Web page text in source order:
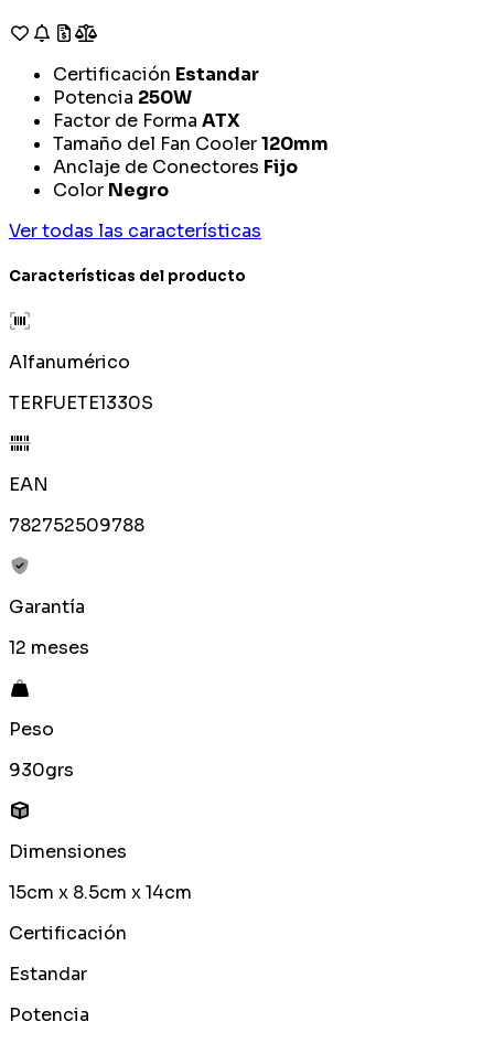
Certificación Estandar
Potencia 250W
Factor de Forma ATX
Tamaño del Fan Cooler120mm
Anclaje de Conectores Fijo
Color Negro
Ver todas las características
Características del producto
Alfanumérico
TERFUETE1330S
EAN
782752509788
Garantía
12 meses
Peso
930grs
Dimensiones
15cm x 8.5cm x 14cm
Certificación
Estandar
Potencia